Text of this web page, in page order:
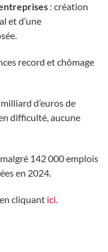
: création
et d’une
record et chômage
d’euros de
difficulté, aucune
142 000 emplois
en 2024.
cliquant ici.